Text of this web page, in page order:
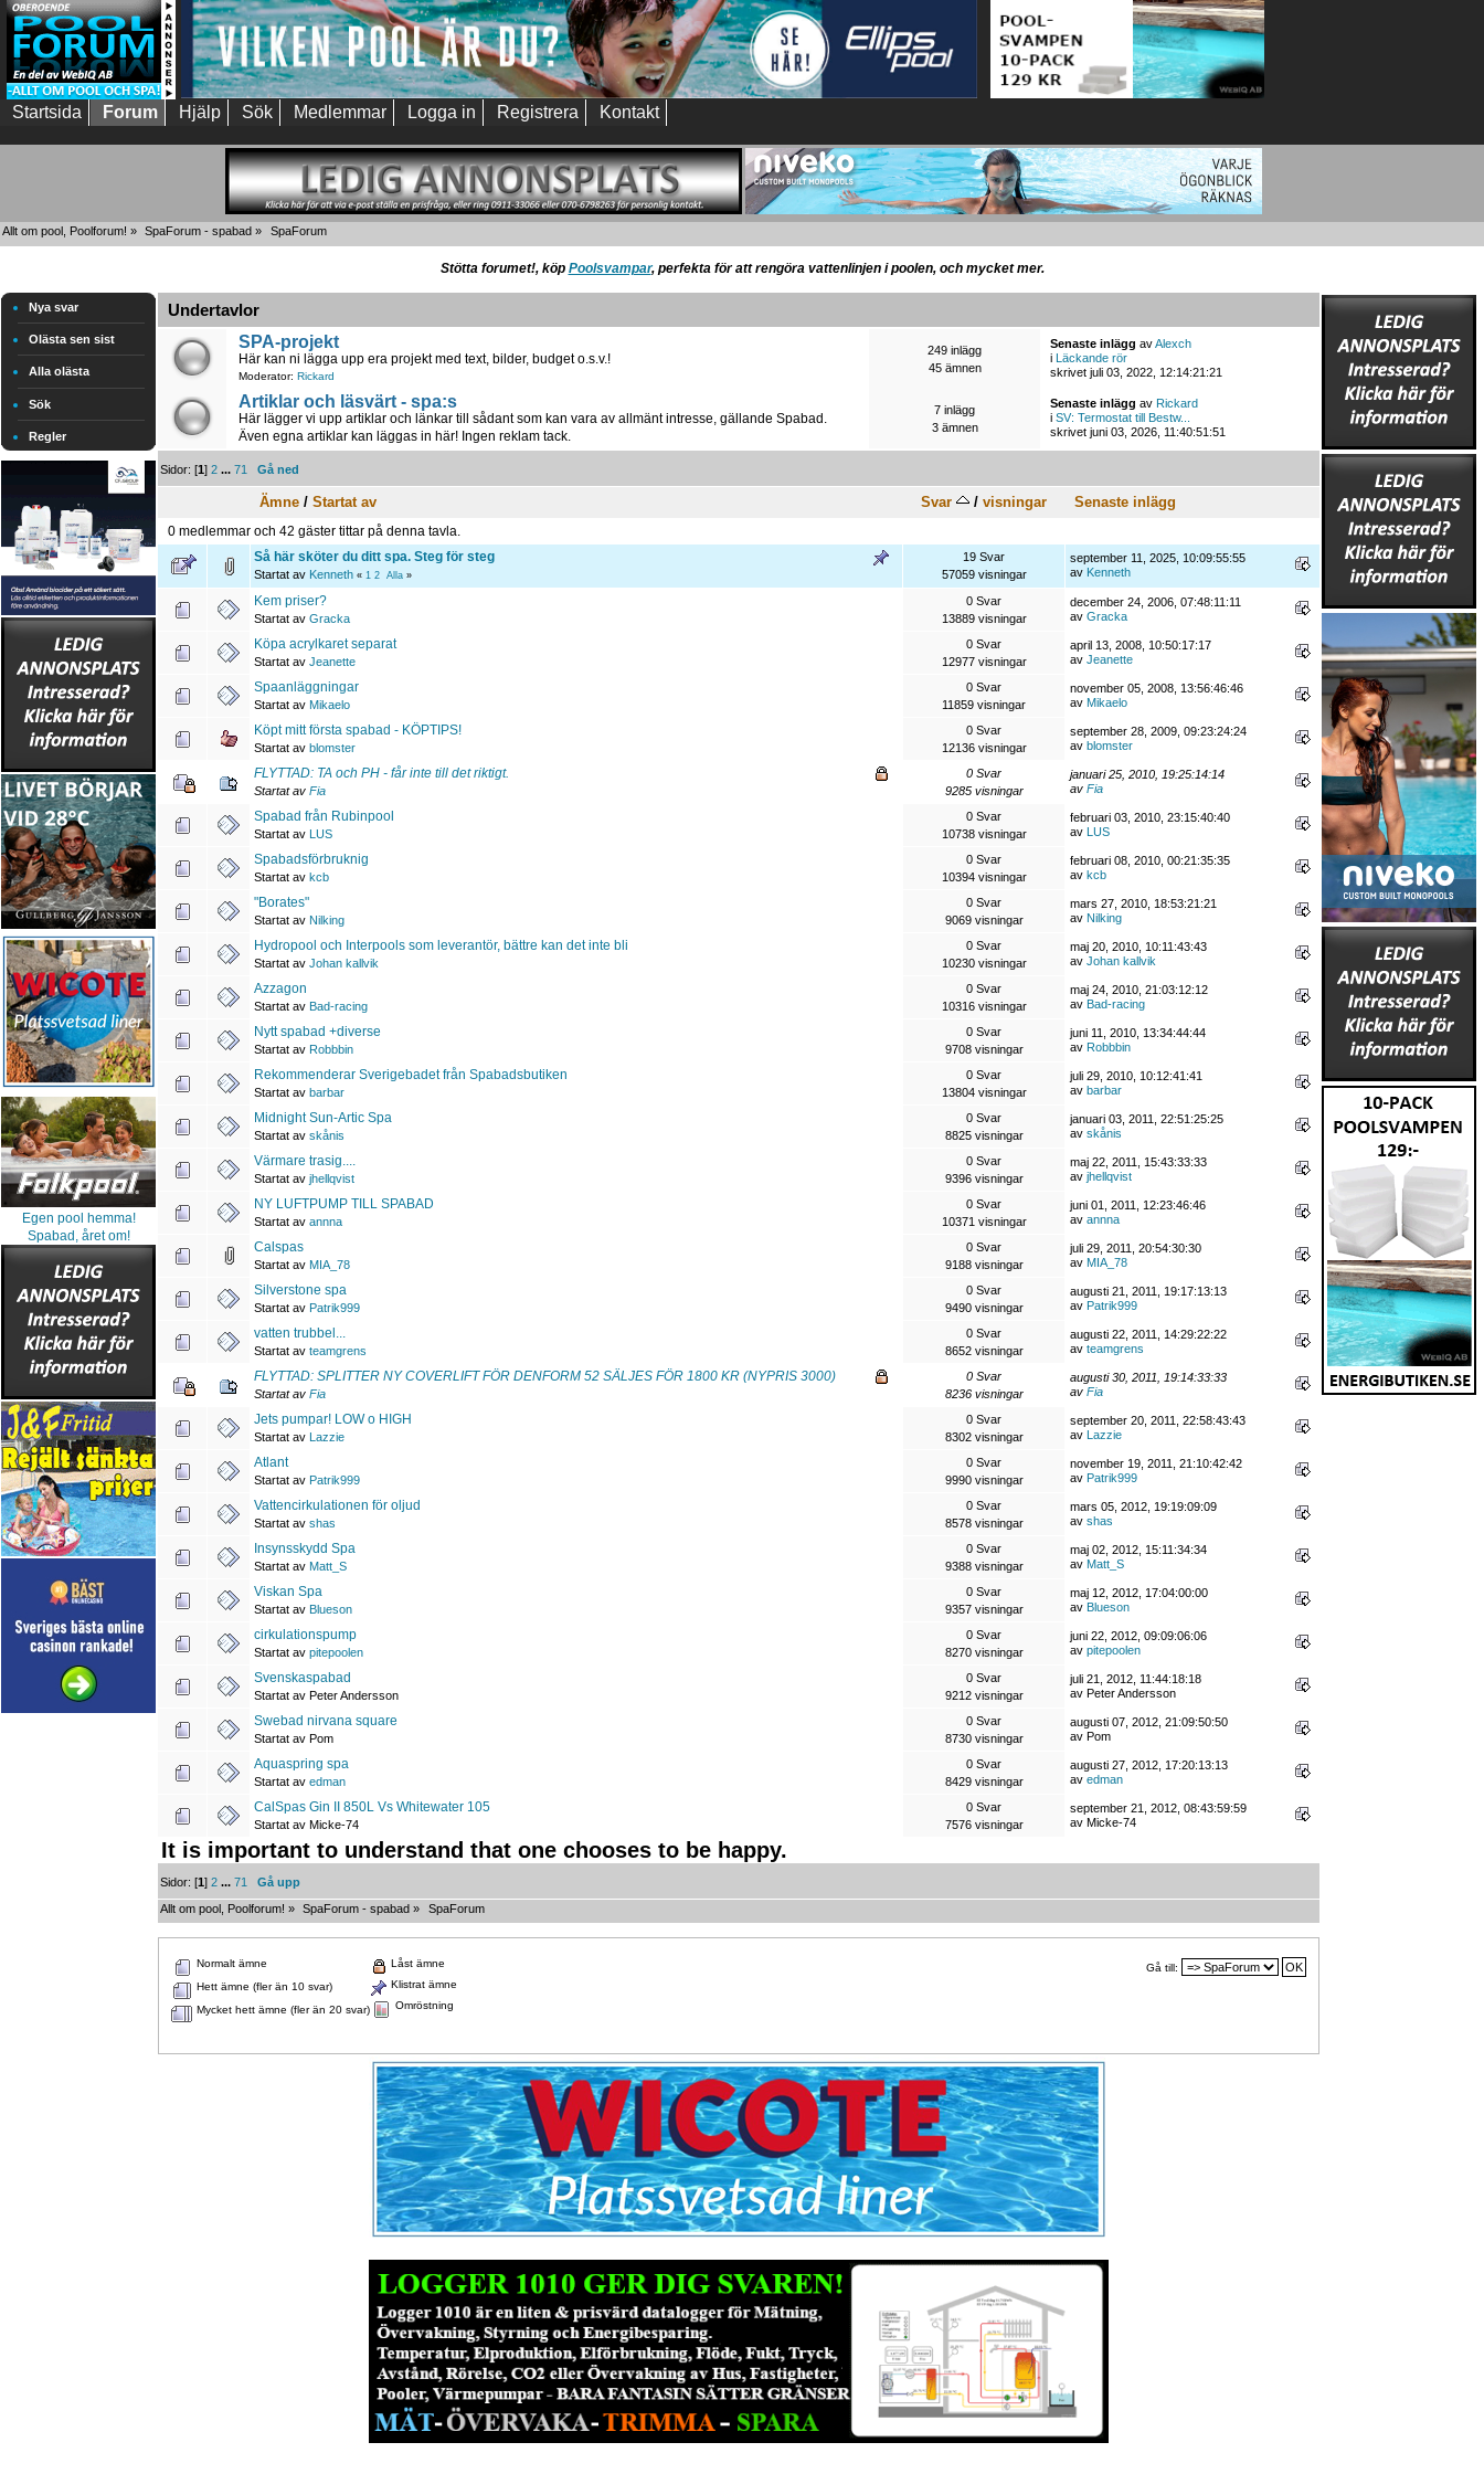
Startsida Forum Hjälp Sök Medlemmar Logga in Registrera Kontakt
Allt om pool, Poolforum! » SpaForum - spabad » SpaForum
Stötta forumet!, köp Poolsvampar, perfekta för att rengöra vattenlinjen i poolen, och mycket mer.
Nya svar
Olästa sen sist
Alla olästa
Sök
Regler
Egen pool hemma!
Spabad, året om!
Undertavlor
SPA-projekt
Här kan ni lägga upp era projekt med text, bilder, budget o.s.v.!
Moderator: Rickard
249 inlägg
45 ämnen
Senaste inlägg avAlexch
iLäckande rör
skrivet juli 03, 2022, 12:14:21:21
Artiklar och läsvärt - spa:s
Här lägger vi upp artiklar och länkar till sådant som kan vara av allmänt intresse, gällande Spabad.
Även egna artiklar kan läggas in här! Ingen reklam tack.
7 inlägg
3 ämnen
Senaste inlägg avRickard
iSV: Termostat till Bestw...
skrivet juni 03, 2026, 11:40:51:51
Sidor: [1]2 ...71 Gå ned
Ämne /Startat av Svar / visningar Senaste inlägg
0 medlemmar och 42 gäster tittar på denna tavla.
Så här sköter du ditt spa. Steg för steg
Startat av Kenneth « 1 2 Alla »
19 Svar
57059 visningar
september 11, 2025, 10:09:55:55
av Kenneth
Kem priser?
Startat av Gracka
0 Svar
13889 visningar
december 24, 2006, 07:48:11:11
av Gracka
Köpa acrylkaret separat
Startat av Jeanette
0 Svar
12977 visningar
april 13, 2008, 10:50:17:17
av Jeanette
Spaanläggningar
Startat av Mikaelo
0 Svar
11859 visningar
november 05, 2008, 13:56:46:46
av Mikaelo
Köpt mitt första spabad - KÖPTIPS!
Startat av blomster
0 Svar
12136 visningar
september 28, 2009, 09:23:24:24
av blomster
FLYTTAD: TA och PH - får inte till det riktigt.
Startat av Fia
0 Svar
9285 visningar
januari 25, 2010, 19:25:14:14
av Fia
Spabad från Rubinpool
Startat av LUS
0 Svar
10738 visningar
februari 03, 2010, 23:15:40:40
av LUS
Spabadsförbruknig
Startat av kcb
0 Svar
10394 visningar
februari 08, 2010, 00:21:35:35
av kcb
"Borates"
Startat av Nilking
0 Svar
9069 visningar
mars 27, 2010, 18:53:21:21
av Nilking
Hydropool och Interpools som leverantör, bättre kan det inte bli
Startat av Johan kallvik
0 Svar
10230 visningar
maj 20, 2010, 10:11:43:43
av Johan kallvik
Azzagon
Startat av Bad-racing
0 Svar
10316 visningar
maj 24, 2010, 21:03:12:12
av Bad-racing
Nytt spabad +diverse
Startat av Robbbin
0 Svar
9708 visningar
juni 11, 2010, 13:34:44:44
av Robbbin
Rekommenderar Sverigebadet från Spabadsbutiken
Startat av barbar
0 Svar
13804 visningar
juli 29, 2010, 10:12:41:41
av barbar
Midnight Sun-Artic Spa
Startat av skånis
0 Svar
8825 visningar
januari 03, 2011, 22:51:25:25
av skånis
Värmare trasig....
Startat av jhellqvist
0 Svar
9396 visningar
maj 22, 2011, 15:43:33:33
av jhellqvist
NY LUFTPUMP TILL SPABAD
Startat av annna
0 Svar
10371 visningar
juni 01, 2011, 12:23:46:46
av annna
Calspas
Startat av MIA_78
0 Svar
9188 visningar
juli 29, 2011, 20:54:30:30
av MIA_78
Silverstone spa
Startat av Patrik999
0 Svar
9490 visningar
augusti 21, 2011, 19:17:13:13
av Patrik999
vatten trubbel...
Startat av teamgrens
0 Svar
8652 visningar
augusti 22, 2011, 14:29:22:22
av teamgrens
FLYTTAD: SPLITTER NY COVERLIFT FÖR DENFORM 52 SÄLJES FÖR 1800 KR (NYPRIS 3000)
Startat av Fia
0 Svar
8236 visningar
augusti 30, 2011, 19:14:33:33
av Fia
Jets pumpar! LOW o HIGH
Startat av Lazzie
0 Svar
8302 visningar
september 20, 2011, 22:58:43:43
av Lazzie
Atlant
Startat av Patrik999
0 Svar
9990 visningar
november 19, 2011, 21:10:42:42
av Patrik999
Vattencirkulationen för oljud
Startat av shas
0 Svar
8578 visningar
mars 05, 2012, 19:19:09:09
av shas
Insynsskydd Spa
Startat av Matt_S
0 Svar
9388 visningar
maj 02, 2012, 15:11:34:34
av Matt_S
Viskan Spa
Startat av Blueson
0 Svar
9357 visningar
maj 12, 2012, 17:04:00:00
av Blueson
cirkulationspump
Startat av pitepoolen
0 Svar
8270 visningar
juni 22, 2012, 09:09:06:06
av pitepoolen
Svenskaspabad
Startat av Peter Andersson
0 Svar
9212 visningar
juli 21, 2012, 11:44:18:18
av Peter Andersson
Swebad nirvana square
Startat av Pom
0 Svar
8730 visningar
augusti 07, 2012, 21:09:50:50
av Pom
Aquaspring spa
Startat av edman
0 Svar
8429 visningar
augusti 27, 2012, 17:20:13:13
av edman
CalSpas Gin II 850L Vs Whitewater 105
Startat av Micke-74
0 Svar
7576 visningar
september 21, 2012, 08:43:59:59
av Micke-74
It is important to understand that one chooses to be happy.
Sidor: [1]2 ...71
Gå upp
Allt om pool, Poolforum! » SpaForum - spabad » SpaForum
Gå till:
Normalt ämne
Hett ämne (fler än 10 svar)
Mycket hett ämne (fler än 20 svar)
Låst ämne
Klistrat ämne
Omröstning